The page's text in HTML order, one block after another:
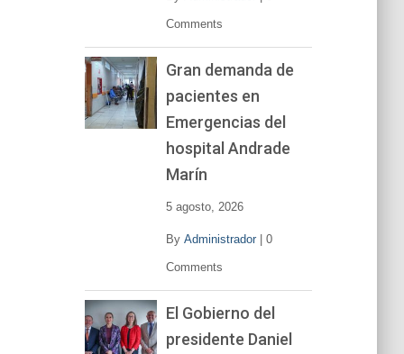
Comments
Gran demanda de
pacientes en
Emergencias del
hospital Andrade
Marín
5 agosto, 2026
By Administrador| 0
Comments
El Gobierno del
presidente Daniel